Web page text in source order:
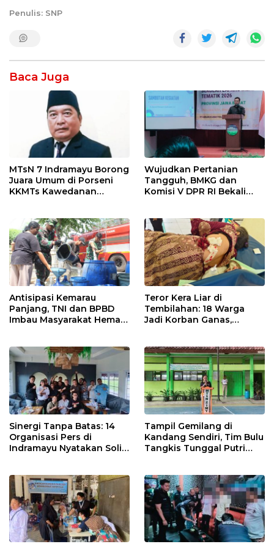
Penulis: SNP
Baca Juga
MTsN 7 Indramayu Borong
Juara Umum di Porseni
KKMTs Kawedanan
Wujudkan Pertanian
Tangguh, BMKG dan
Komisi V DPR RI Bekali
Antisipasi Kemarau
Panjang, TNI dan BPBD
Imbau Masyarakat Hemat
Teror Kera Liar di
Tembilahan: 18 Warga
Jadi Korban Ganas,
Sinergi Tanpa Batas: 14
Organisasi Pers di
Indramayu Nyatakan Solid
Tampil Gemilang di
Kandang Sendiri, Tim Bulu
Tangkis Tunggal Putri
Jatibarang 2026